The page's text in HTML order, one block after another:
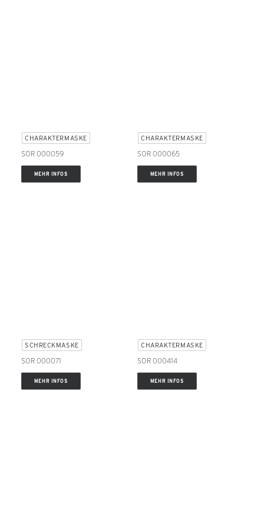
CHARAKTERMASKE
SOR 000059
MEHR INFOS
CHARAKTERMASKE
SOR 000065
MEHR INFOS
SCHRECKMASKE
SOR 000071
MEHR INFOS
CHARAKTERMASKE
SOR 000414
MEHR INFOS